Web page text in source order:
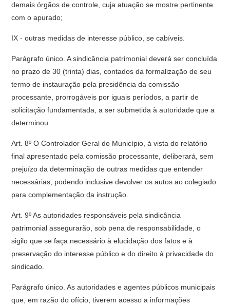
demais órgãos de controle, cuja atuação se mostre pertinente
com o apurado;
IX - outras medidas de interesse público, se cabíveis.
Parágrafo único. A sindicância patrimonial deverá ser concluída
no prazo de 30 (trinta) dias, contados da formalização de seu
termo de instauração pela presidência da comissão
processante, prorrogáveis por iguais períodos, a partir de
solicitação fundamentada, a ser submetida à autoridade que a
determinou.
Art. 8º O Controlador Geral do Município, à vista do relatório
final apresentado pela comissão processante, deliberará, sem
prejuízo da determinação de outras medidas que entender
necessárias, podendo inclusive devolver os autos ao colegiado
para complementação da instrução.
Art. 9º As autoridades responsáveis pela sindicância
patrimonial assegurarão, sob pena de responsabilidade, o
sigilo que se faça necessário à elucidação dos fatos e à
preservação do interesse público e do direito à privacidade do
sindicado.
Parágrafo único. As autoridades e agentes públicos municipais
que, em razão do ofício, tiverem acesso a informações